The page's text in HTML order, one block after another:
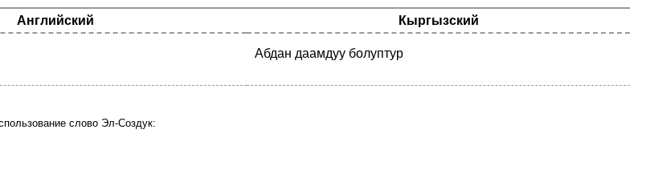
Английский Кыргызский
Абдан даамдуу болуптур
слово Эл-Создук: